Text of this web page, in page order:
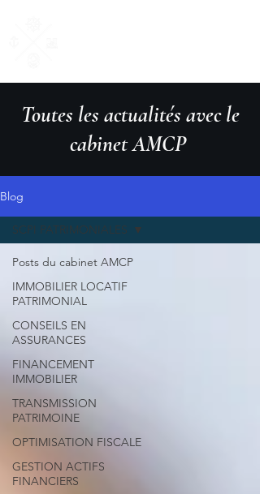
Toutes les actualités avec le
cabinet AMCP
Blog
Posts du cabinet AMCP
IMMOBILIER LOCATIF
PATRIMONIAL
CONSEILS EN
ASSURANCES
FINANCEMENT
IMMOBILIER
TRANSMISSION
PATRIMOINE
OPTIMISATION FISCALE
GESTION ACTIFS
FINANCIERS
SCPI PATRIMONIALES